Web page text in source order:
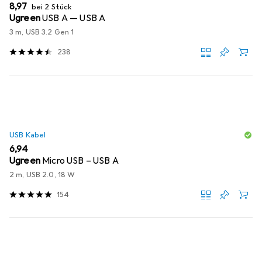
EUR
8,97 bei 2 Stück
UgreenUSB A — USB A
3 m, USB 3.2 Gen 1
238
USB Kabel
EUR
6,94
Ugreen Micro USB – USB A
2 m, USB 2.0, 18 W
154